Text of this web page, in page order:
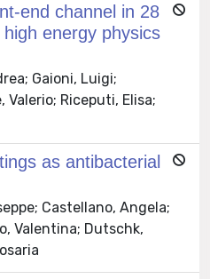
end channel in 28
energy physics
Gaioni, Luigi;
Valerio; Riceputi, Elisa;
as antibacterial
Castellano, Angela;
Valentina; Dutschk,